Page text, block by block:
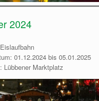
2024
01.12.2024 bis 05.01.2025
Lübbener Marktplatz